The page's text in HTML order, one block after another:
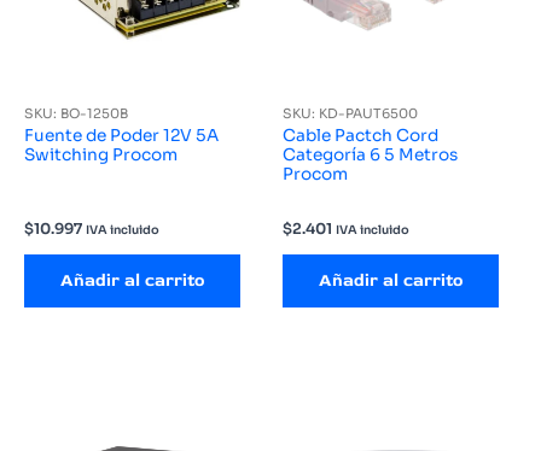
SKU: BO-1250B
Fuente de Poder 12V 5A
Switching Procom
$10.997 IVA incluido
Añadir al carrito
SKU: KD-PAUT6500
Cable Pactch Cord
Categoría 6 5 Metros
Procom
$2.401 IVA incluido
Añadir al carrito